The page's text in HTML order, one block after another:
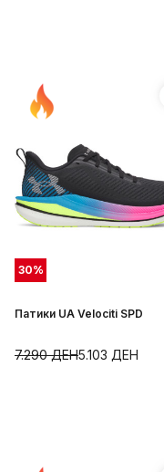
30%
Патики UA Velociti SPD
5.103 ДЕН
7.290ДЕН